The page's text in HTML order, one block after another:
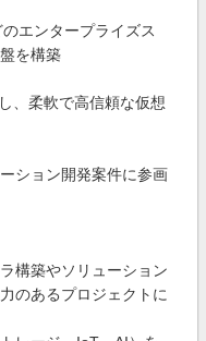
エンタープライズス
を構築
、柔軟で高信頼な仮想
ション開発案件に参画
構築やソリューション
のあるプロジェクトに